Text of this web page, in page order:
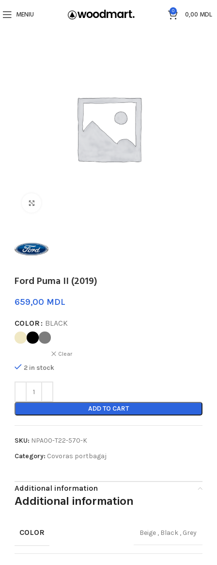
MENIU 0 0,00 MDL
Ford Puma II (2019)
MDL
COLOR BLACK
Clear
2 in stock
ADD TO CART
SKU: NPA00-T22-570-K
Category: Covoras portbagaj
Additional information
Additional information
COLOR Beige , Black , Grey